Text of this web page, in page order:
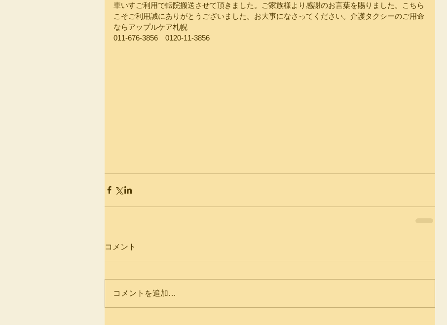
車いすご利用で転院搬送させて頂きました。ご家族様より感謝のお言葉を賜りました。こちら
こそご利用誠にありがとうございました。お大事になさってください。介護タクシーのご用命
ならアップルケア札幌
011-676-3856　0120-11-3856
コメント
コメントを追加…